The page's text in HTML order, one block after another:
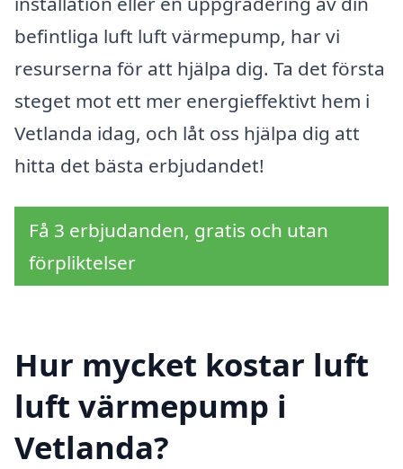
befintliga luft luft värmepump, har vi
resurserna för att hjälpa dig. Ta det första
steget mot ett mer energieffektivt hem i
Vetlanda idag, och låt oss hjälpa dig att
hitta det bästa erbjudandet!
Få 3 erbjudanden, gratis och utan
förpliktelser
Hur mycket kostar luft
luft värmepump i
Vetlanda?